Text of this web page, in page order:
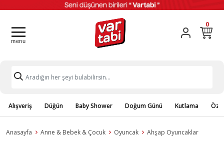
0
Alışveriş Düğün Baby Shower Doğum Günü Kutlama
Anasayfa Anne & Bebek & Çocuk Oyuncak Ahşap Oyuncaklar